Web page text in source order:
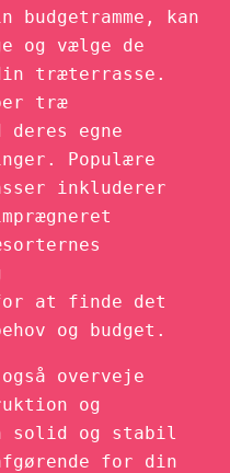
kan
og vælge de
træterrasse.
træ
egne
Populære
inkluderer
at finde det
og budget.
overveje
og
solid og stabil
for din